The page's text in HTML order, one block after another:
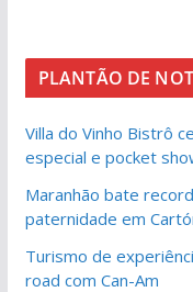
PLANTÃO DE
Villa do Vinho Bistrô
especial e pocket
Maranhão bate
paternidade em
Turismo de
road com Can-Am